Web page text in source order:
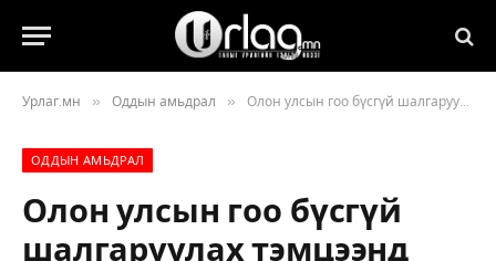
Урлаг.мн » Оддын амьдрал » Олон улсын гоо бүсгүй шалгаруулах тэмцээнд Н.Ану түрүүллээ
ОДДЫН АМЬДРАЛ
Олон улсын гоо бүсгүй
шалгаруулах тэмцээнд